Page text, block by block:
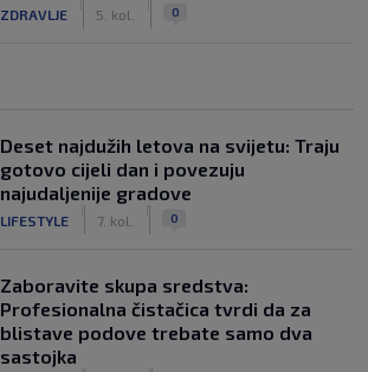
ZDRAVLJE 5. kol. 0
Deset najdužih letova na svijetu: Traju
gotovo cijeli dan i povezuju
najudaljenije gradove
LIFESTYLE 7. kol. 0
Zaboravite skupa sredstva:
Profesionalna čistačica tvrdi da za
blistave podove trebate samo dva
sastojka